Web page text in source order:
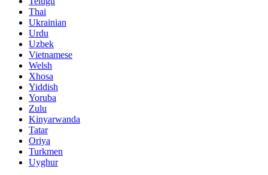
Thai
Ukrainian
Urdu
Uzbek
Vietnamese
Welsh
Xhosa
Yiddish
Yoruba
Zulu
Kinyarwanda
Tatar
Oriya
Turkmen
Uyghur